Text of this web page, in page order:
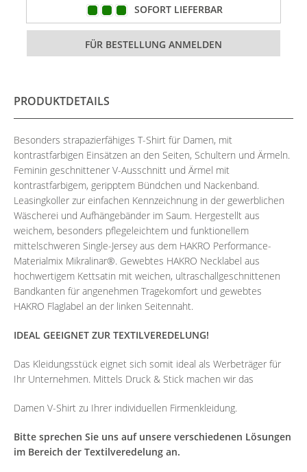
SOFORT LIEFERBAR
PRODUKTDETAILS
Besonders strapazierfähiges T-Shirt für Damen, mit
kontrastfarbigen Einsätzen an den Seiten, Schultern und Ärmeln.
Feminin geschnittener V-Ausschnitt und Ärmel mit
kontrastfarbigem, geripptem Bündchen und Nackenband.
Leasingkoller zur einfachen Kennzeichnung in der gewerblichen
Wäscherei und Aufhängebänder im Saum. Hergestellt aus
weichem, besonders pflegeleichtem und funktionellem
mittelschweren Single-Jersey aus dem HAKRO Performance-
Materialmix Mikralinar®. Gewebtes HAKRO Necklabel aus
hochwertigem Kettsatin mit weichen, ultraschallgeschnittenen
Bandkanten für angenehmen Tragekomfort und gewebtes
HAKRO Flaglabel an der linken Seitennaht.
IDEAL GEEIGNET ZUR TEXTILVEREDELUNG!
Das Kleidungsstück eignet sich somit ideal als Werbeträger für
Ihr Unternehmen. Mittels Druck & Stick machen wir das
Damen V-Shirt zu Ihrer individuellen Firmenkleidung.
Bitte sprechen Sie uns auf unsere verschiedenen Lösungen
im Bereich der Textilveredelung an.